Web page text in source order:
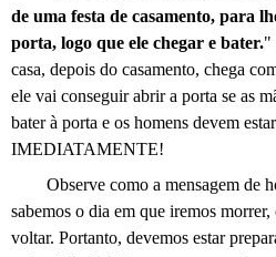
de uma festa de casamento, para
porta, logo que ele chegar e bater."
casa, depois do casamento, chega
ele vai conseguir abrir a porta se as
bater à porta e os homens devem
IMEDIATAMENTE!
Observe como a mensagem de
sabemos o dia em que iremos
voltar. Portanto, devemos estar